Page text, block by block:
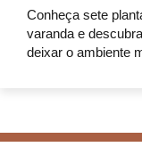
Conheça sete
varanda e
deixar o ambiente